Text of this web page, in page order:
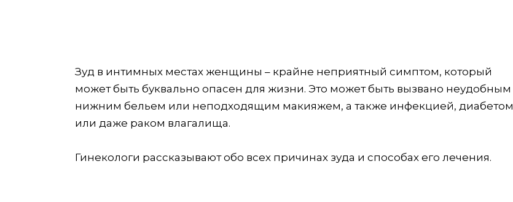
Зуд в интимных местах женщины – крайне неприятный симптом, который
может быть буквально опасен для жизни. Это может быть вызвано неудобным
нижним бельем или неподходящим макияжем, а также инфекцией, диабетом
или даже раком влагалища.
Гинекологи рассказывают обо всех причинах зуда и способах его лечения.